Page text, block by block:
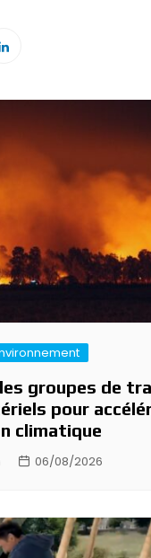
groupes de
pour
climatique
06/08/2026